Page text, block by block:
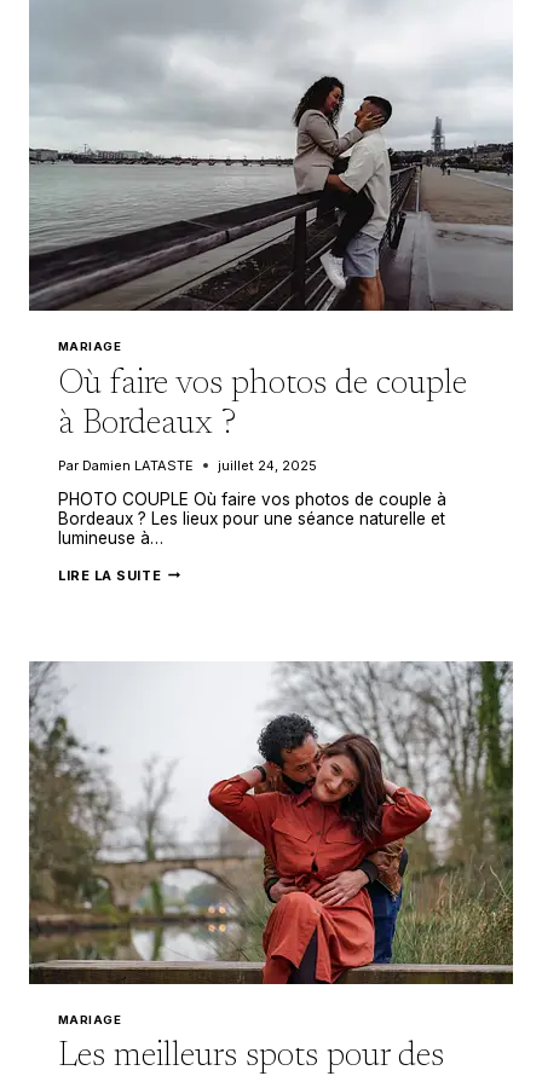
MARIAGE
MARIAGE
Où faire vos photos de couple
à Bordeaux ?
Par Damien LATASTE juillet 24, 2025
PHOTO COUPLE Où faire vos photos de couple à
Bordeaux ? Les lieux pour une séance naturelle et
lumineuse à…
LIRE LA SUITEOÙ
À
MARIAGE
Les meilleurs spots pour des